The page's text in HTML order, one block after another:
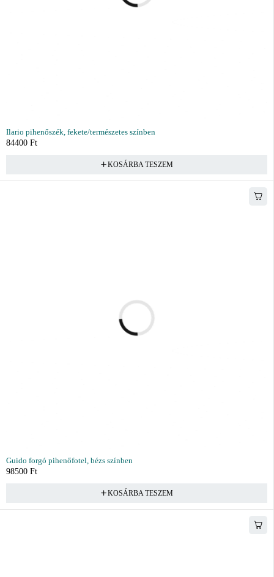
Ilario pihenőszék, fekete/természetes színben
84400 Ft
KOSÁRBA TESZEM
Guido forgó pihenőfotel, bézs színben
98500 Ft
KOSÁRBA TESZEM